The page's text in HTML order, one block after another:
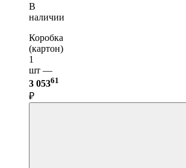
В
наличии
Коробка
(картон)
1
шт —
3 05361
₽